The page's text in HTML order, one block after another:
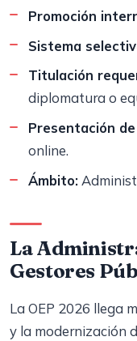
Promoción
Sistema
Titulación
diplomatura o
Presentación
online.
Ámbito:
La
Gestores
La OEP 2026 llega
y la modernización